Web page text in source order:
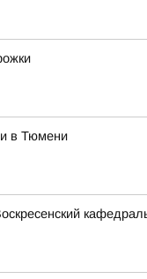
в Тюмени